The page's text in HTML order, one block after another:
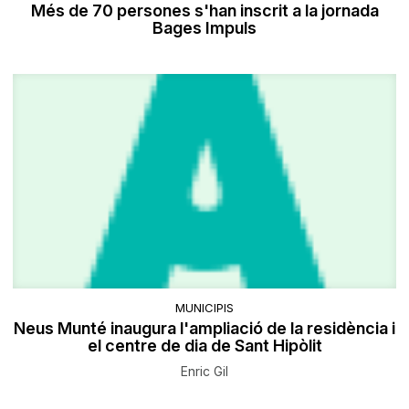
Més de 70 persones s'han inscrit a la jornada
Bages Impuls
MUNICIPIS
Neus Munté inaugura l'ampliació de la residència i
el centre de dia de Sant Hipòlit
Enric Gil